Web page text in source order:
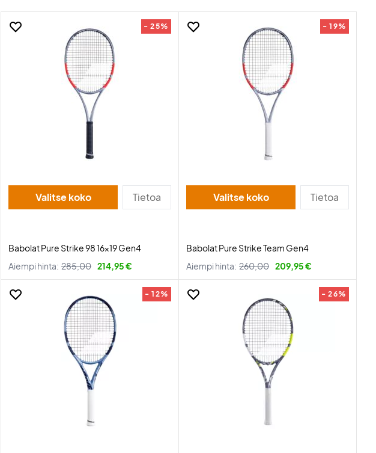
- 25%
Valitse koko Tietoa
Babolat Pure Strike 98 16x19 Gen4
Aiempi hinta: 285,00 214,95 €
- 19%
Valitse koko Tietoa
Babolat Pure Strike Team Gen4
Aiempi hinta: 260,00 209,95 €
- 12% - 26%